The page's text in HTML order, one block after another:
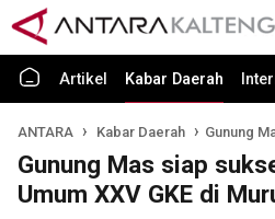
Artikel Kabar Daerah
ANTARA Kabar Daerah Gunung
Gunung Mas siap
Umum XXV GKE di